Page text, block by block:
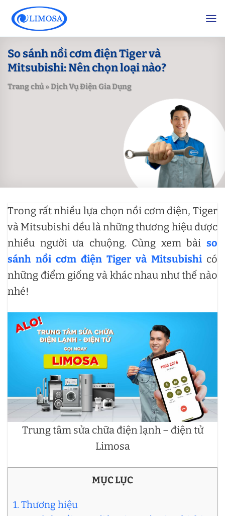
content
So sánh nồi cơm điện Tiger và
Mitsubishi: Nên chọn loại nào?
Trang chủ»Dịch Vụ Điện Gia Dụng
Trong rất nhiều lựa chọn nồi cơm điện, Tiger
và Mitsubishi đều là những thương hiệu được
nhiều người ưa chuộng. Cùng xem bài so
sánh nồi cơm điện Tiger và Mitsubishi có
những điểm giống và khác nhau như thế nào
nhé!
Trung tâm sửa chữa điện lạnh – điện tử
Limosa
MỤC LỤC
1. Thương hiệu